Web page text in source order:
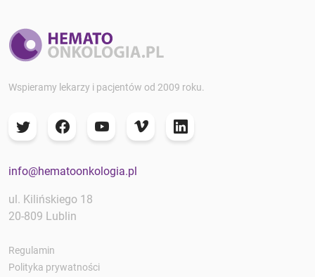
Wspieramy lekarzy i pacjentów od 2009 roku.
info@hematoonkologia.pl
ul. Kilińskiego 18
20-809 Lublin
Regulamin
Polityka prywatności